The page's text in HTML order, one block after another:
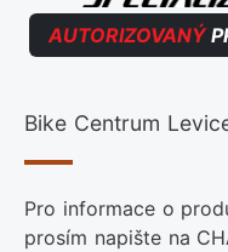
AUTORIZOVANÝ
Bike Centrum
Pro informace o
prosím napište na